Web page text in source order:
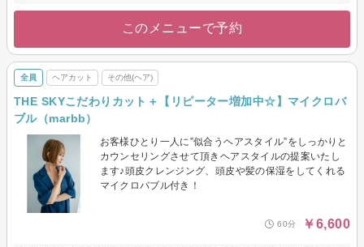
このメニューで予約
全員 ヘアカット その他(ヘア)
THE SKYこだわりカット＋【リピーター増加中☆】マイクロバ
ブル（marbb）
お客様ひとり一人に”似合うヘアスタイル”をしっかりと
カウンセリングさせて頂きヘアスタイルの提案いたし
ます♪頭皮クレンジング、頭皮や髪の保湿をしてくれる
マイクロバブル付き！
60分 ￥6,600